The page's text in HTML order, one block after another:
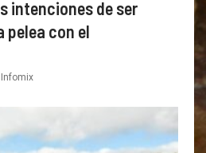
intenciones de ser
pelea con el
Infomix